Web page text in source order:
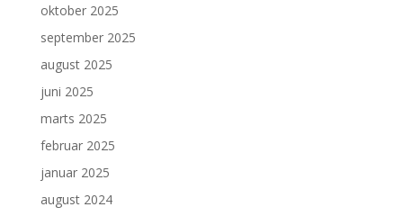
oktober 2025
september 2025
august 2025
juni 2025
marts 2025
februar 2025
januar 2025
august 2024